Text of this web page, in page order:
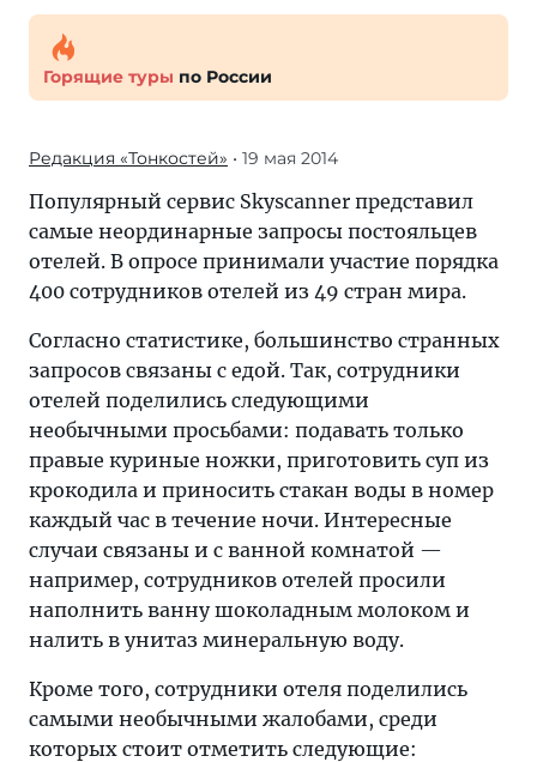
Горящие туры по России
Редакция «Тонкостей» • 19 мая 2014
Популярный сервис Skyscanner представил
самые неординарные запросы постояльцев
отелей. В опросе принимали участие порядка
400 сотрудников отелей из 49 стран мира.
Согласно статистике, большинство странных
запросов связаны с едой. Так, сотрудники
отелей поделились следующими
необычными просьбами: подавать только
правые куриные ножки, приготовить суп из
крокодила и приносить стакан воды в номер
каждый час в течение ночи. Интересные
случаи связаны и с ванной комнатой —
например, сотрудников отелей просили
наполнить ванну шоколадным молоком и
налить в унитаз минеральную воду.
Кроме того, сотрудники отеля поделились
самыми необычными жалобами, среди
которых стоит отметить следующие: